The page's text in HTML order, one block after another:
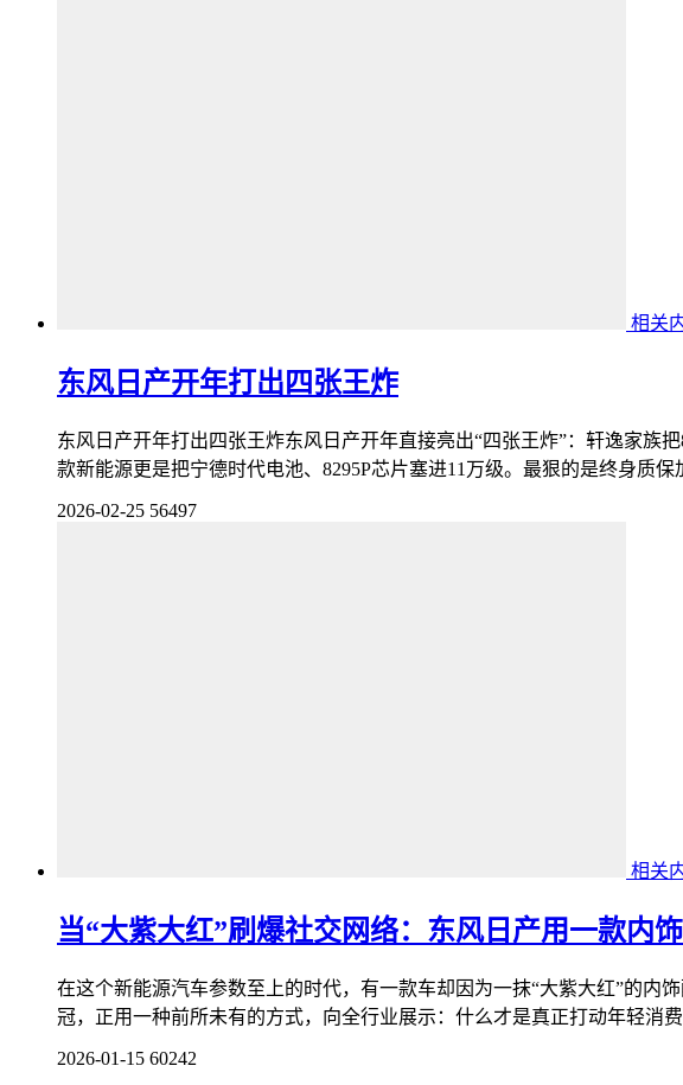
相关
东风日产开年打出四张王炸
东风日产开年打出四张王炸东风日产开年直接亮出“四张王炸”：轩逸家族
款新能源更是把宁德时代电池、8295P芯片塞进11万级。最狠的是终身质保
2026-02-25 56497
相关
当“大紫大红”刷爆社交网络：东风日产用一款内
在这个新能源汽车参数至上的时代，有一款车却因为一抹“大紫大红”的内
冠，正用一种前所未有的方式，向全行业展示：什么才是真正打动年轻消费
2026-01-15 60242